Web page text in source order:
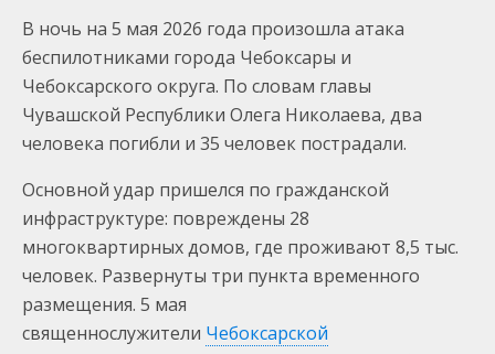
В ночь на 5 мая 2026 года произошла атака
беспилотниками города Чебоксары и
Чебоксарского округа. По словам главы
Чувашской Республики Олега Николаева, два
человека погибли и 35 человек пострадали.
Основной удар пришелся по гражданской
инфраструктуре: повреждены 28
многоквартирных домов, где проживают 8,5 тыс.
человек. Развернуты три пункта временного
размещения. 5 мая
священнослужители Чебоксарской